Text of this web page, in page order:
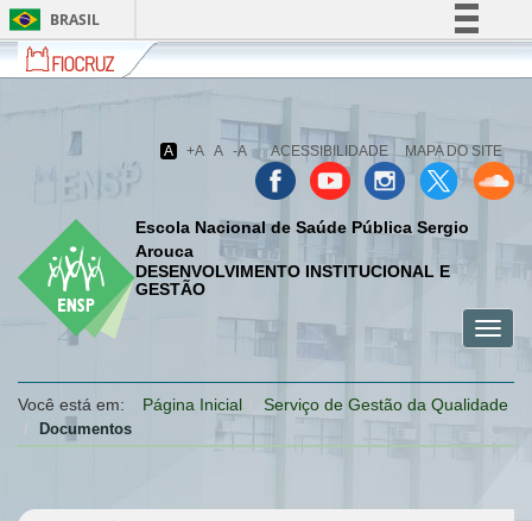
BRASIL
Simplifique!
Participe
Acesso à informação
Legislação
Canais
Fiocruz
Fale
com
A +A A -A ACESSIBILIDADE MAPA DO SITE
Escola Nacional de Saúde Pública Sergio
Arouca
DESENVOLVIMENTO INSTITUCIONAL E
GESTÃO
menu
menu
menu
Você está em:
Página Inicial Serviço de Gestão da Qualidade
Documentos